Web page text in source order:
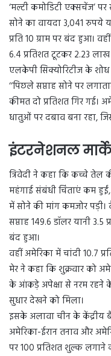
‘मल्टी कमोडिटी एक्सचेंज’
सोने का वायदा 3,041 रुपये
प्रति 10 ग्राम पर बंद हुआ।
6.4 प्रतिशत टूटकर 2.23 लाख
एलकेपी सिक्योरिटीज के शोध
‘‘पिछले सप्ताह सोने पर
कीमत दो प्रतिशत गिर गई।
धातुओं पर दबाव बना रहा,
इंटरनेशनल
त्रिवेदी ने कहा कि कच्चे तेल
महंगाई संबंधी चिंताएं कम
में सोने की मांग कमजोर पड़ी।
सप्ताह 149.6 डॉलर यानी
बंद हुआ।
वहीं अमेरिका में चांदी 10.7
मेर ने कहा कि शुक्रवार को
के आंकड़े अपेक्षा से नरम रहने
सुधार देखने को मिला।
इसके अलावा चीन के केंद्रीय
अमेरिका-ईरान तनाव और
पर 100 प्रतिशत शुल्क लगाने